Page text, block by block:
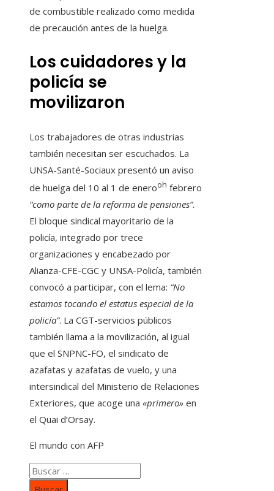
de combustible realizado como medida
de precaución antes de la huelga.
Los cuidadores y la
policía se
movilizaron
Los trabajadores de otras industrias
también necesitan ser escuchados. La
UNSA-Santé-Sociaux presentó un aviso
de huelga del 10 al 1 de enerooh febrero
“como parte de la reforma de pensiones”.
El bloque sindical mayoritario de la
policía, integrado por trece
organizaciones y encabezado por
Alianza-CFE-CGC y UNSA-Policía, también
convocó a participar, con el lema: “No
estamos tocando el estatus especial de la
policía”. La CGT-servicios públicos
también llama a la movilización, al igual
que el SNPNC-FO, el sindicato de
azafatas y azafatas de vuelo, y una
intersindical del Ministerio de Relaciones
Exteriores, que acoge una «primero» en
el Quai d’Orsay.
El mundo con AFP
Buscar: